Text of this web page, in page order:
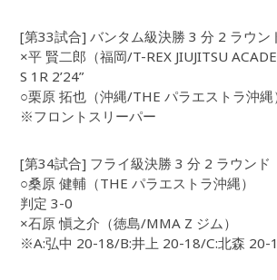
[第33試合] バンタム級決勝 3 分 2 ラウン
×平 賢二郎（福岡/T-REX JIUJITSU
S 1R 2’24”
○栗原 拓也（沖縄/THE パラエストラ沖縄
※フロントスリーパー
[第34試合] フライ級決勝 3 分 2 ラウンド
○桑原 健輔（THE パラエストラ沖縄）
判定 3-0
×石原 愼之介（徳島/MMA Z ジム）
※A:弘中 20-18/B:井上 20-18/C:北森 20-